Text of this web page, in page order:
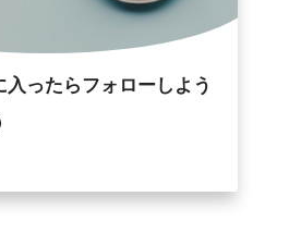
入ったらフォローしよう